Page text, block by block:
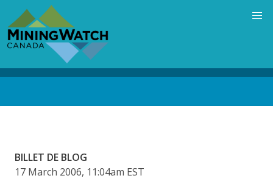
main
content
BILLET DE BLOG
17 March 2006, 11:04am EST